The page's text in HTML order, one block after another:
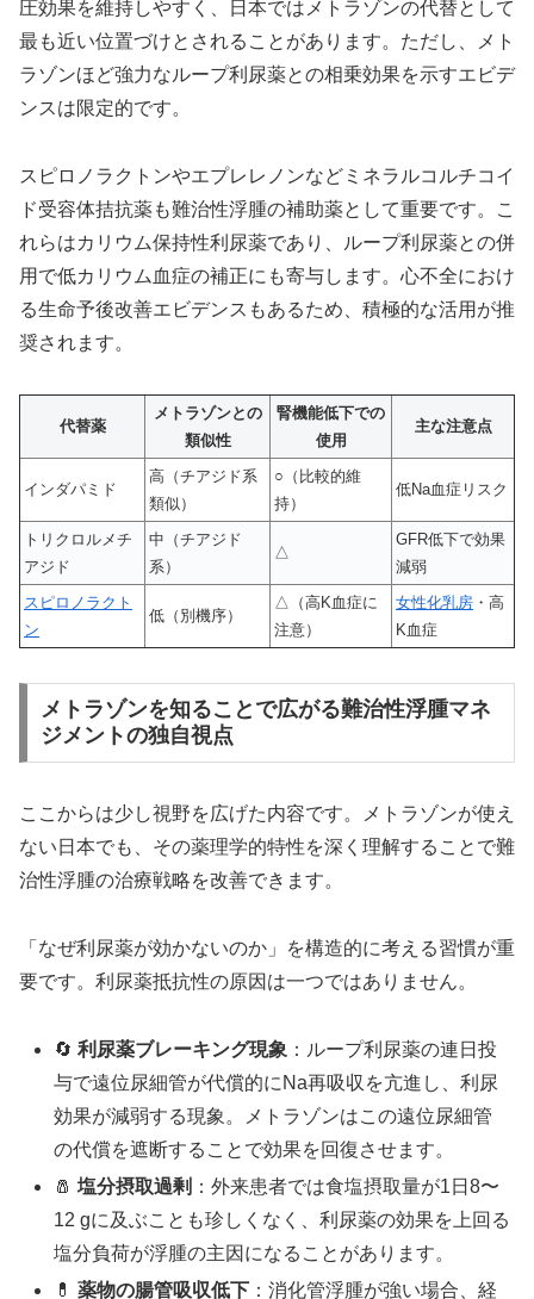
圧効果を維持しやすく、日本ではメトラゾンの代替として
最も近い位置づけとされることがあります。ただし、メト
ラゾンほど強力なループ利尿薬との相乗効果を示すエビデ
ンスは限定的です。
スピロノラクトンやエプレレノンなどミネラルコルチコイ
ド受容体拮抗薬も難治性浮腫の補助薬として重要です。こ
れらはカリウム保持性利尿薬であり、ループ利尿薬との併
用で低カリウム血症の補正にも寄与します。心不全におけ
る生命予後改善エビデンスもあるため、積極的な活用が推
奨されます。
代替薬
メトラゾンとの
類似性
腎機能低下での
使用
主な注意点
インダパミド
高（チアジド系
類似）
○（比較的維
持）
低Na血症リスク
トリクロルメチ
アジド
中（チアジド
系）
△
GFR低下で効果
減弱
スピロノラクト
ン
低（別機序）
△（高K血症に
注意）
女性化乳房 ・高
K血症
メトラゾンを知ることで広がる難治性浮腫マネ
ジメントの独自視点
ここからは少し視野を広げた内容です。メトラゾンが使え
ない日本でも、その薬理学的特性を深く理解することで難
治性浮腫の治療戦略を改善できます。
「なぜ利尿薬が効かないのか」を構造的に考える習慣が重
要です。利尿薬抵抗性の原因は一つではありません。
🔄利尿薬ブレーキング現象 ：ループ利尿薬の連日投
与で遠位尿細管が代償的にNa再吸収を亢進し、利尿
効果が減弱する現象。メトラゾンはこの遠位尿細管
の代償を遮断することで効果を回復させます。
🧂塩分摂取過剰 ：外来患者では食塩摂取量が1日8〜
12 gに及ぶことも珍しくなく、利尿薬の効果を上回る
塩分負荷が浮腫の主因になることがあります。
💊薬物の腸管吸収低下 ：消化管浮腫が強い場合、経